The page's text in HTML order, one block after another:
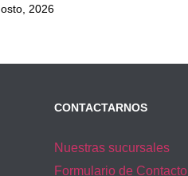
2026
CONTACTARNOS
Nuestras sucursales
Formulario de Contacto